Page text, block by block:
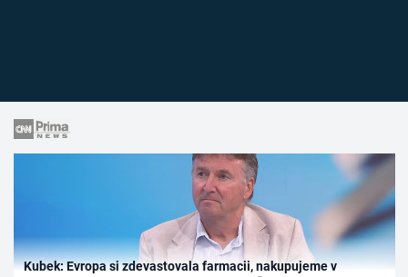
Kubek: Evropa si zdevastovala farmacii, nakupujeme v